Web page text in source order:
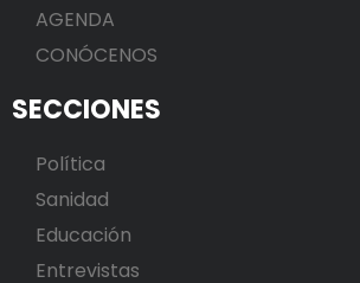
AGENDA
CONÓCENOS
SECCIONES
Política
Sanidad
Educación
Entrevistas